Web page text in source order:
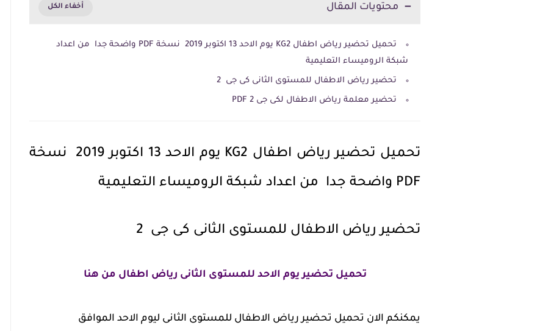
محتويات المقال
تحميل تحضير رياض اطفال KG2 يوم الاحد 13 اكتوبر 2019 نسخة PDF واضحة جدا من اعداد
شبكة الروميساء التعليمية
تحضير رياض الاطفال للمستوى الثانى كى جى 2
تحضير معلمة رياض الاطفال لكى جى 2 PDF
تحميل تحضير رياض اطفال KG2 يوم الاحد 13 اكتوبر 2019 نسخة
PDF واضحة جدا من اعداد شبكة الروميساء التعليمية
تحضير رياض الاطفال للمستوى الثانى كى جى 2
تحميل تحضير يوم الاحد للمستوى الثانى رياض اطفال من هنا
يمكنكم الان تحميل تحضير رياض الاطفال للمستوى الثانى ليوم الاحد الموافق